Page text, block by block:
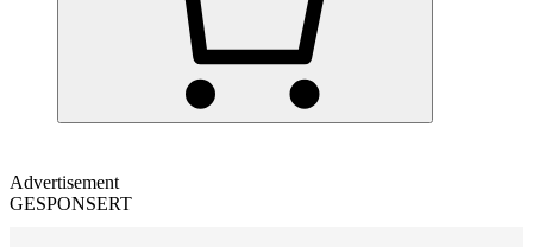
Advertisement
GESPONSERT